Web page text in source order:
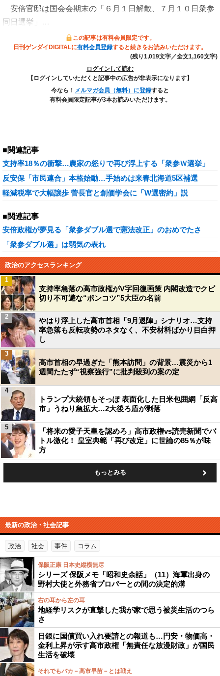
安倍官邸は国会会期末の「６月１日解散、７月１０日衆参
同日選挙」…
この記事は有料会員限定です。
日刊ゲンダイDIGITALに有料会員登録すると続きをお読みいただけます。
(残り1,019文字／全文1,160文字)
ログインして読む
【ログインしていただくと記事中の広告が非表示になります】
今なら！ メルマガ会員（無料）に登録すると
有料会員限定記事が3本お読みいただけます。
■関連記事
支持率18％の衝撃…農家の怒りで再び浮上する「衆参Ｗ選挙」
反安保「市民連合」本格始動…手始めは来春北海道5区補選
軽減税率で大幅譲歩 菅長官と創価学会に「W選密約」説
■関連記事
安倍政権が夢見る「衆参ダブル選で憲法改正」のおめでたさ
「衆参ダブル選」は弱気の表れ
政治のアクセスランキング
支持率急落の高市政権がV字回復画策 内閣改造でクビ
切り不可避な“ポンコツ”5大臣の名前
1
やはり浮上した高市首相「9月退陣」シナリオ…支持
率急落も反転攻勢のネタなく、不安材料ばかり目白押
し
2
高市首相の早過ぎた「熊本訪問」の背景…震災から1
週間たたず“視察強行”に批判殺到の案の定
3
トランプ大統領もそっぽ 表面化した日米包囲網「反高
市」うねり急拡大…2大後ろ盾が剥落
4
「将来の愛子天皇を認めろ」高市政権vs読売新聞でバ
トル激化！ 皇室典範「再び改定」に世論の85％が味
方
5
もっとみる
最新の政治・社会記事
政治 社会 事件 コラム
保阪正康 日本史縦横無尽
シリーズ 保阪メモ「昭和史余話」（11）海軍出身の
野村大使と外務省プロパーとの間の決定的溝
右の耳から左の耳
地経学リスクが直撃した我が家で思う被災生活のつら
さ
日銀に国債買い入れ要請との報道も…円安・物価高・
金利上昇が示す高市政権「無責任な放漫財政」が国民
生活を破壊
それでもバカ－高市早苗－とは戦え